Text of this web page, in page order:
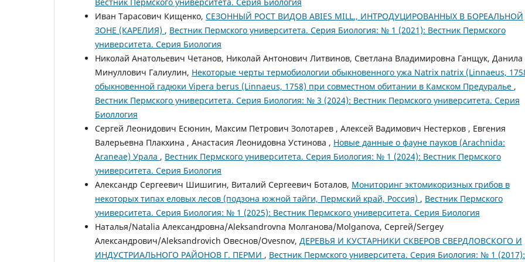
Иван Тарасович Кищенко, СЕЗОННЫЙ РОСТ ВИДОВ ABIES MILL., ИНТРОДУЦИРОВАННЫХ В БОРЕАЛЬНОЙ
ЗОНЕ (КАРЕЛИЯ) , Вестник Пермского университета. Серия Биология: № 1 (2021): Вестник Пермского
университета. Серия Биология
Николай Анатольевич Четанов, Николай Антонович Литвинов, Светлана Владимировна Ганщук, Данила
Минуллович Галиулин, Некоторые черты термобиологии обыкновенного ужа Natrix natrix (Linnaeus,
обыкновенной гадюки Vipera berus (Linnaeus, 1758) при совместном обитании в Камском Предуралье ,
Вестник Пермского университета. Серия Биология: № 3 (2024): Вестник Пермского университета. Серия
Биоллогия
Сергей Леонидович Есюнин, Максим Петрович Золотарев , Алексей Вадимович Нестерков , Евгения
Валерьевна Плакхина , Анастасия Леонидовна Устинова , Новые данные о фауне пауков (Arachnida:
Araneae) Урала , Вестник Пермского университета. Серия Биология: № 1 (2024): Вестник Пермского
университета. Серия Биология
Александр Сергеевич Шишигин, Виталий Сергеевич Боталов, Мониторинг эктомикоризных грибов в
некоторых типах еловых лесов (подзона южной тайги, Пермский край, Россия) , Вестник Пермского
университета. Серия Биология: № 1 (2025): Вестник Пермского университета. Серия Биология
Наталья/Natalia Александровна/Aleksandrovna Молганова/Molganova, Сергей/Sergey
Александрович/Aleksandrovich Овеснов/Ovesnov, ДЕРЕВЬЯ И КУСТАРНИКИ СКВЕРОВ СВЕРДЛОВСКОГО И
ИНДУСТРИАЛЬНОГО РАЙОНОВ Г. ПЕРМИ , Вестник Пермского университета. Серия Биология: № 1 (2017):